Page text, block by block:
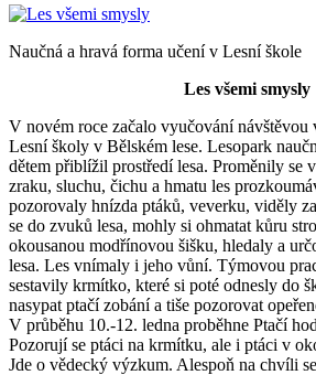
Naučná a hravá forma učení v Lesní škole
Les všemi smysly
V novém roce začalo vyučování návštěvou
Lesní školy v Bělském lese. Lesopark
dětem přiblížil prostředí lesa. Proměnily se
zraku, sluchu, čichu a hmatu les
pozorovaly hnízda ptáků, veverku, viděly
se do zvuků lesa, mohly si ohmatat kůru
okousanou modřínovou šišku, hledaly a
lesa. Les vnímaly i jeho vůní. Týmovou
sestavily krmítko, které si poté odnesly do
nasypat ptačí zobání a tiše pozorovat
V průběhu 10.-12. ledna proběhne Ptačí
Pozorují se ptáci na krmítku, ale i ptáci v
Jde o vědecký výzkum. Alespoň na chvíli